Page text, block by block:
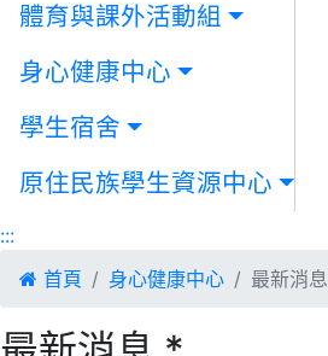
Toggle navigation
體育與課外活動組
身心健康中心
學生宿舍
原住民族學生資源中心
:::
首頁
身心健康中心 最新消息